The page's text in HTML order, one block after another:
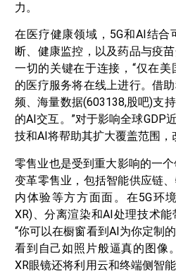
力。
在医疗健康领域，5G和AI结
断、健康监控，以及药品与疫
一切的关键在于连接，“仅在美
的医疗服务将在线上进行。借
频、海量数据(603138,股吧)支
的AI交互。”对于影响全球GDP
技和AI将帮助其扩大覆盖范围，
零售业也是受到重大影响的一
变革零售业，包括智能供应链
内体验等方方面面。在5G环
XR)、分离渲染和AI处理技术能
“你可以在橱窗看到AI为你定制
看到自己如照片般逼真的图像
XR眼镜还将利用云和终端侧智